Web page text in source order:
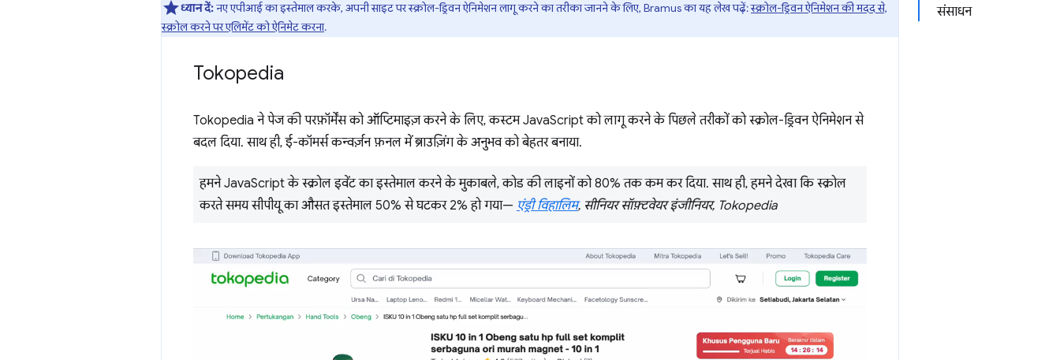
संसाधन
ध्यान दें:नए एपीआई का इस्तेमाल करके, अपनी साइट पर स्क्रोल-ड्रिवन ऐनिमेशन लागू करने का तरीका जानने के लिए, Bramus का यह लेख पढ़ें:स्क्रोल-ड्रिवन ऐनिमेशन की मदद से,
स्क्रोल करने पर एलिमेंट को ऐनिमेट करना.
Tokopedia
Tokopedia ने पेज की परफ़ॉर्मेंस को ऑप्टिमाइज़ करने के लिए, कस्टम JavaScript को लागू करने के पिछले तरीकों को स्क्रोल-ड्रिवन ऐनिमेशन से
बदल दिया. साथ ही, ई-कॉमर्स कन्वर्ज़न फ़नल में ब्राउज़िंग के अनुभव को बेहतर बनाया.
हमने JavaScript के स्क्रोल इवेंट का इस्तेमाल करने के मुकाबले, कोड की लाइनों को 80% तक कम कर दिया. साथ ही, हमने देखा कि स्क्रोल
करते समय सीपीयू का औसत इस्तेमाल 50% से घटकर 2% हो गया— एंड्री विहालिम, सीनियर सॉफ़्टवेयर इंजीनियर, Tokopedia